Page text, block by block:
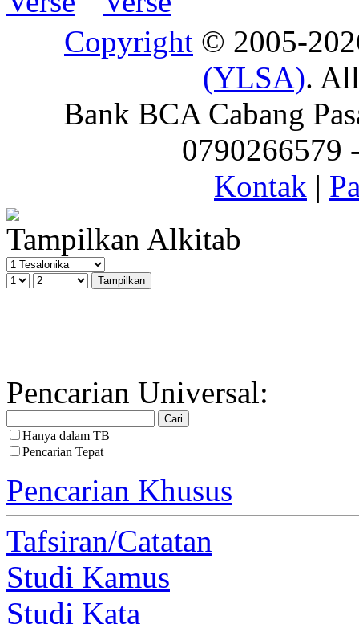
Copyright © 2005-
(YLSA).
Bank BCA Cabang
0790266579
Kontak |
Tampilkan Alkitab
Pencarian Universal:
Hanya dalam TB
Pencarian Tepat
Pencarian Khusus
Tafsiran/Catatan
Studi Kamus
Studi Kata